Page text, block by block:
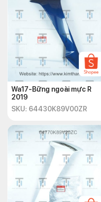
Wa17-Bững ngoài mực R
2019
SKU: 64430K89V00ZR